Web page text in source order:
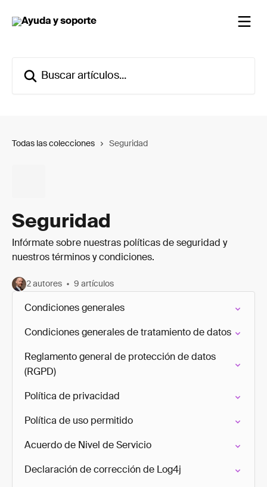
Todas las colecciones Seguridad
Seguridad
Infórmate sobre nuestras políticas de seguridad y
nuestros términos y condiciones.
2 autores 9 artículos
Condiciones generales
Condiciones generales de tratamiento de datos
Reglamento general de protección de datos
(RGPD)
Política de privacidad
Política de uso permitido
Acuerdo de Nivel de Servicio
Declaración de corrección de Log4j